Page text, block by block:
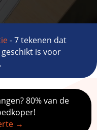
-7 tekenen dat
is voor
80% van de
→